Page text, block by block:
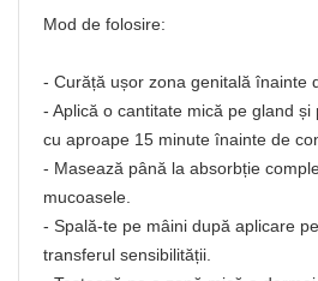
Mod de folosire:
- Curăță ușor zona genitală înainte
- Aplică o cantitate mică pe gland
cu aproape 15 minute înainte de
- Masează până la absorbție
mucoasele.
- Spală-te pe mâini după aplicare
transferul sensibilității.